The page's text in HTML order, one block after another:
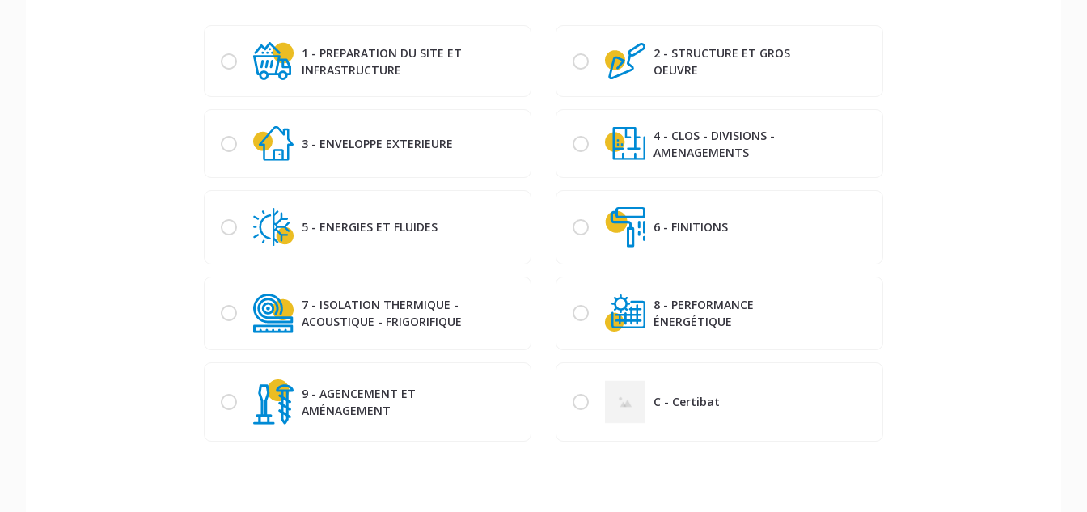
1 - PREPARATION DU SITE ET
INFRASTRUCTURE
2 - STRUCTURE ET GROS
OEUVRE
3 - ENVELOPPE EXTERIEURE
4 - CLOS - DIVISIONS -
AMENAGEMENTS
5 - ENERGIES ET FLUIDES 6 - FINITIONS
7 - ISOLATION THERMIQUE -
ACOUSTIQUE - FRIGORIFIQUE
8 - PERFORMANCE
ÉNERGÉTIQUE
9 - AGENCEMENT ET
AMÉNAGEMENT
C - Certibat